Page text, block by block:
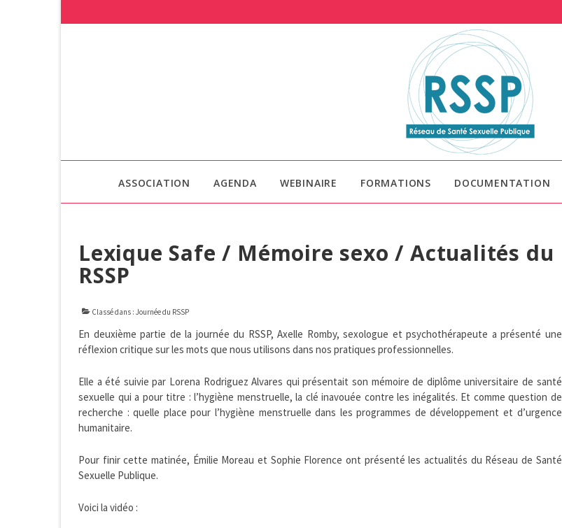
ASSOCIATION AGENDA WEBINAIRE FORMATIONS DOCUMENTATION
Lexique Safe / Mémoire sexo / Actualités du
RSSP
Classé dans : Journée du RSSP
En deuxième partie de la journée du RSSP, Axelle Romby, sexologue et psychothérapeute a présenté une
réflexion critique sur les mots que nous utilisons dans nos pratiques professionnelles.
Elle a été suivie par Lorena Rodriguez Alvares qui présentait son mémoire de diplôme universitaire de santé
sexuelle qui a pour titre : l’hygiène menstruelle, la clé inavouée contre les inégalités. Et comme question de
recherche : quelle place pour l’hygiène menstruelle dans les programmes de développement et d’urgence
humanitaire.
Pour finir cette matinée, Émilie Moreau et Sophie Florence ont présenté les actualités du Réseau de Santé
Sexuelle Publique.
Voici la vidéo :